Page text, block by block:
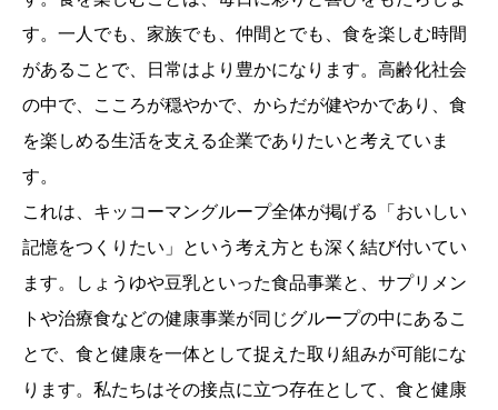
す。一人でも、家族でも、仲間とでも、食を楽しむ時間
があることで、日常はより豊かになります。高齢化社会
の中で、こころが穏やかで、からだが健やかであり、食
を楽しめる生活を支える企業でありたいと考えていま
す。
これは、キッコーマングループ全体が掲げる「おいしい
記憶をつくりたい」という考え方とも深く結び付いてい
ます。しょうゆや豆乳といった食品事業と、サプリメン
トや治療食などの健康事業が同じグループの中にあるこ
とで、食と健康を一体として捉えた取り組みが可能にな
ります。私たちはその接点に立つ存在として、食と健康